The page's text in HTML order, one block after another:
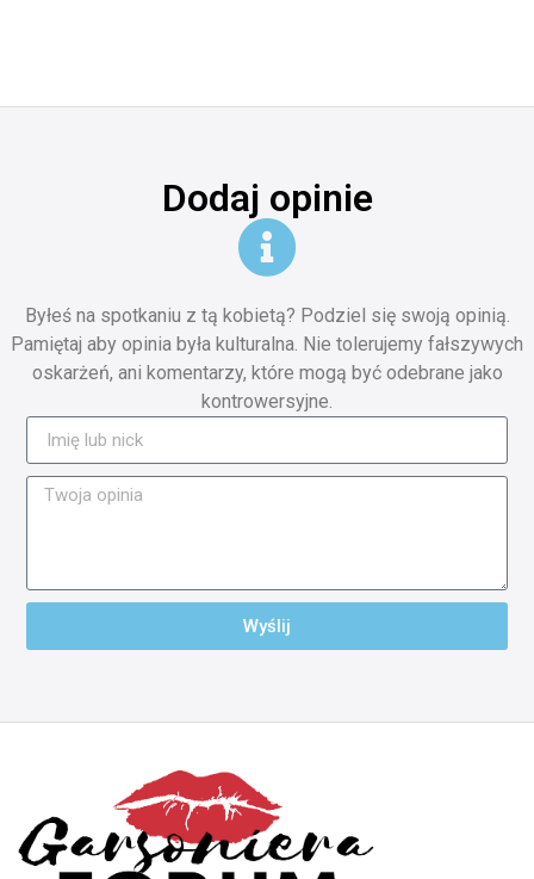
Dodaj opinie
Byłeś na spotkaniu z tą kobietą? Podziel się swoją opinią.
Pamiętaj aby opinia była kulturalna. Nie tolerujemy fałszywych
oskarżeń, ani komentarzy, które mogą być odebrane jako
kontrowersyjne.
Wyślij